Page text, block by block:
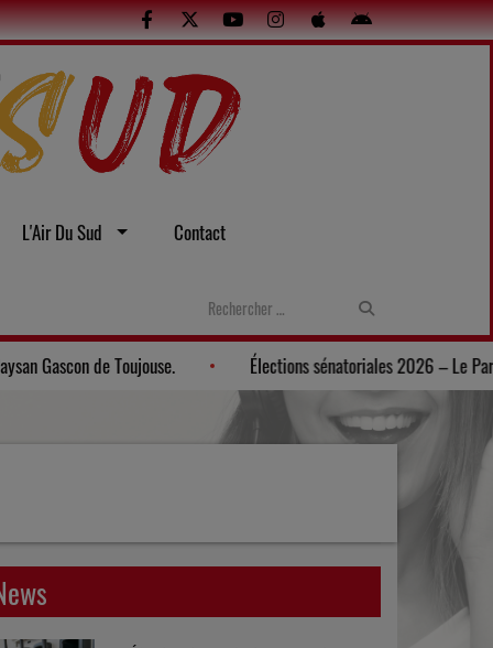
L'Air Du Sud Contact
Une soirée gasconne au Musée du Paysan Gascon de Toujouse.